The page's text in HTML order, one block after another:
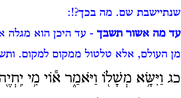
שנתיישבת שם. מה בכך?!:
עד מה אשור תשבך - עד היכן הוא מגלה
מן העולם, אלא טלטול ממקום למקום.
כג וַיִּשָּׂ֥א מְשָׁל֖וֹ וַיֹּאמַ֑ר א֕וֹי מִ֥י